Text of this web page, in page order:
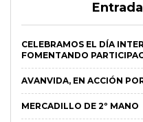
CELEBRAMOS EL DÍA
FOMENTANDO
AVANVIDA, EN ACCIÓN
MERCADILLO DE 2º MANO